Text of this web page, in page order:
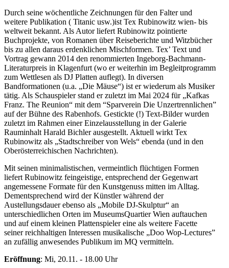
Durch seine wöchentliche Zeichnungen für den Falter und
weitere Publikation ( Titanic usw.)ist Tex Rubinowitz wien- bis
weltweit bekannt. Als Autor liefert Rubinowitz pointierte
Buchprojekte, von Romanen über Reiseberichte und Witzbücher
bis zu allen daraus erdenklichen Mischformen. Tex’ Text und
Vortrag gewann 2014 den renommierten Ingeborg-Bachmann-
Literaturpreis in Klagenfurt (wo er weiterhin im Begleitprogramm
zum Wettlesen als DJ Platten auflegt). In diversen
Bandformationen (u.a. „Die Mäuse“) ist er wiederum als Musiker
tätig. Als Schauspieler stand er zuletzt im Mai 2024 für „Kafkas
Franz. The Reunion“ mit dem “Sparverein Die Unzertrennlichen”
auf der Bühne des Rabenhofs. Gestickte (!) Text-Bilder wurden
zuletzt im Rahmen einer Einzelausstellung in der Galerie
Rauminhalt Harald Bichler ausgestellt. Aktuell wirkt Tex
Rubinowitz als „Stadtschreiber von Wels“ ebenda (und in den
Oberösterreichischen Nachrichten).
Mit seinen minimalistischen, vermeintlich flüchtigen Formen
liefert Rubinowitz feingeistige, entsprechend der Gegenwart
angemessene Formate für den Kunstgenuss mitten im Alltag.
Dementsprechend wird der Künstler während der
Austellungsdauer ebenso als „Mobile DJ-Skulptur“ an
unterschiedlichen Orten im MuseumsQuartier Wien auftauchen
und auf einem kleinen Plattenspieler eine als weitere Facette
seiner reichhaltigen Interessen musikalische „Doo Wop-Lectures”
an zufällig anwesendes Publikum im MQ vermitteln.
Eröffnung: Mi, 20.11. - 18.00 Uhr